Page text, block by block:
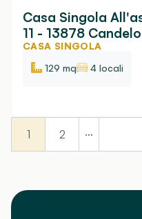
Casa Singola
11 - 13878
CASA SINGOLA
129 mq
4 locali
1 2 ...